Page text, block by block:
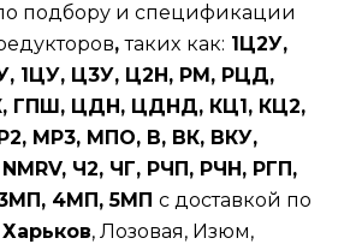
подбору и спецификации
,таких как: 1Ц2У,
1ЦУ, Ц3У, Ц2Н, РМ, РЦД,
ГПШ, ЦДН, ЦДНД, КЦ1, КЦ2,
МР3, МПО, В, ВК, ВКУ,
Ч2, ЧГ, РЧП, РЧН, РГП,
4МП, 5МП с доставкой по
, Лозовая, Изюм,